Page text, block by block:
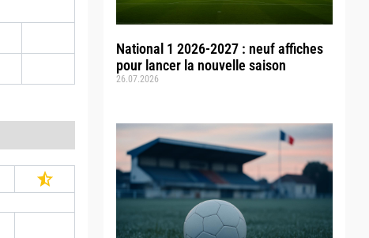
National 1 2026-2027 : neuf affiches
pour lancer la nouvelle saison
26.07.2026